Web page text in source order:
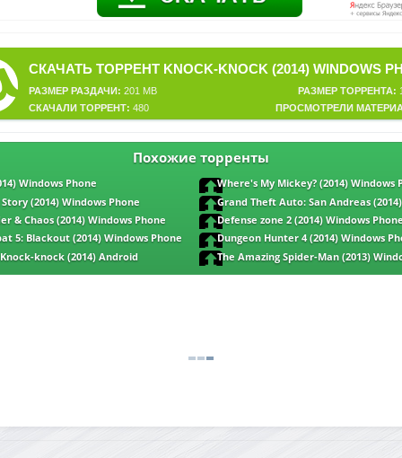
СКАЧАТЬ ТОРРЕНТ KNOCK-KNOCK (2014) WINDOWS
РАЗМЕР ТОРРЕНТА:
РАЗМЕР РАЗДАЧИ: 201 MB
ПРОСМОТРЕЛИ
СКАЧАЛИ ТОРРЕНТ: 480
Похожие торренты
Windows Phone
Where's My Mickey? (2014) Windows
(2014) Windows Phone
Grand Theft Auto: San Andreas
Phone
& Chaos (2014) Windows Phone
Defense zone 2 (2014) Windows Phone
5: Blackout (2014) Windows Phone
Dungeon Hunter 4 (2014) Windows
knock (2014) Android
The Amazing Spider-Man (2013)